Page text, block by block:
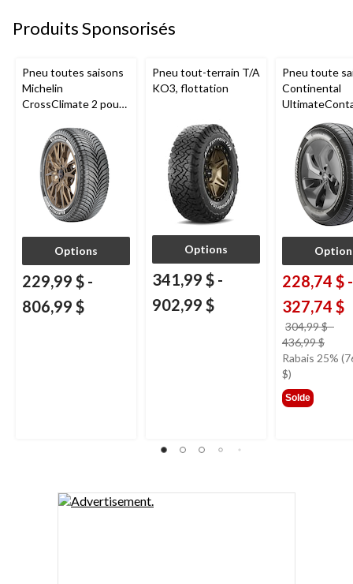
Produits Sponsorisés
Pneu toutes saisons
Michelin
CrossClimate 2 pour
et multisegments
Options
229,99 $ -
806,99 $
Pneu tout-terrain T/A
KO3, flottation
Options
341,99 $ -
902,99 $
Pneu toute
Continental
pour
tourisme et
228,74 $ -
327,74 $
304,99 $-
436,99 $
était
Rabais 25%
$)
Solde